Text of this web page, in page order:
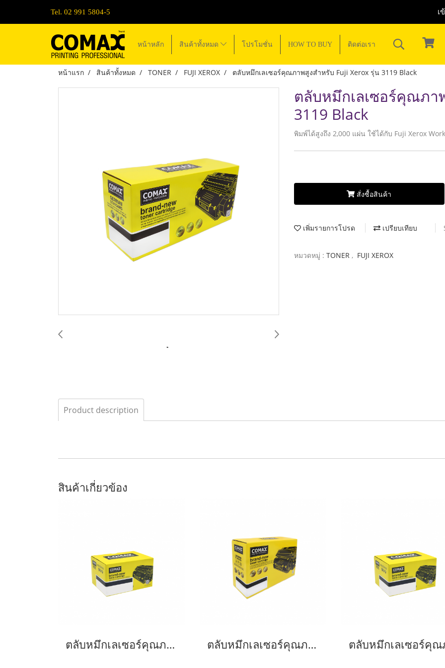
Tel. 02 991 5804-5 เ
หน้าหลัก สินค้าทั้งหมด โปรโมชั่น HOW TO BUY ติดต่อเรา
หน้าแรก สินค้าทั้งหมด TONER FUJI XEROX ตลับหมึกเลเซอร์คุณภาพสูงสำหรับ Fuji Xerox รุ่น 3119 Black
ตลับหมึกเลเซอร์คุณภา
3119 Black
พิมพ์ได้สูงถึง 2,000 แผ่น ใช้ได้กับ Fuji Xerox
สั่งซื้อสินค้า
เพิ่มรายการโปรด เปรียบเทียบ
หมวดหมู่ : TONER , FUJI XEROX
Product description
สินค้าเกี่ยวข้อง
ตลับหมึกเลเซอร์คุณภาพสูงสำหรับ Fuji Xerox รุ่น P255 (CT201918) Black ตลับหมึกเลเซอร์คุณภาพสูงสำหรับ Fuji Xerox รุ่น 3428 Black